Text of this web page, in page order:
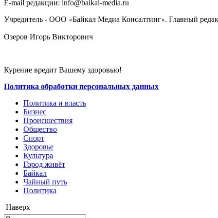
E-mail редакции: info@baikal-media.ru
Учредитель - ООО «Байкал Медиа Консалтинг». Главный
Озеров Игорь Викторович
Курение вредит Вашему здоровью!
Политика обработки персональных данных
Политика и власть
Бизнес
Происшествия
Общество
Cпорт
Здоровье
Культура
Город живёт
Байкал
Чайный путь
Политика
Наверх